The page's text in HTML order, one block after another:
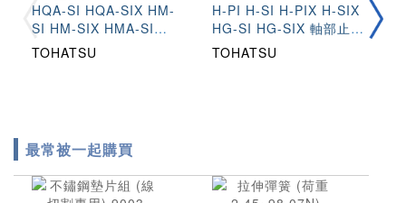
HQA-SI HQA-SIX HM-
SI HM-SIX HMA-SI
HMA-SIX軸部止動頂料型
TOHATSU
H-PI H-SI H-PIX H-SIX
HG-SI HG-SIX 軸部止動
頂料型沖頭
TOHATSU
最常被一起購買